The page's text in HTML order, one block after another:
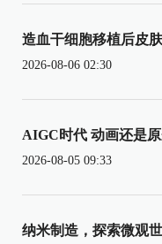
造血干细胞移植后皮
2026-08-06 02:30
AIGC时代 动画还是
2026-08-05 09:33
纳米制造，探索微观